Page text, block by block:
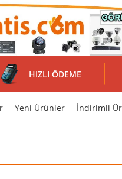
HIZLI ÖDEME
Yeni Ürünler İndirimli